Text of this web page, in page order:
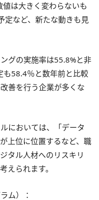
は大きく変わらないも
定など、新たな動きも見
グの実施率は55.8%と非
も58.4％と数年前と比較
善を行う企業が多くな
においては、「データ
上位に位置するなど、職
タル人材へのリスキリ
えられます。
ム）：